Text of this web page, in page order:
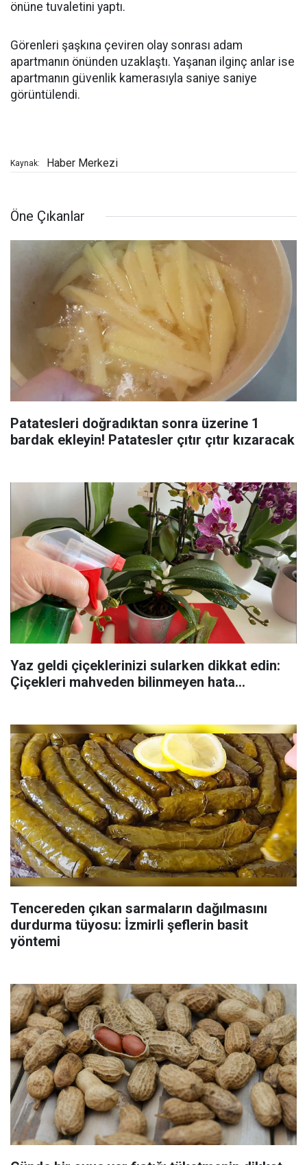
önüne tuvaletini yaptı.
Görenleri şaşkına çeviren olay sonrası adam
apartmanın önünden uzaklaştı. Yaşanan ilginç anlar ise
apartmanın güvenlik kamerasıyla saniye saniye
görüntülendi.
Kaynak: Haber Merkezi
Öne Çıkanlar
Patatesleri doğradıktan sonra üzerine 1
bardak ekleyin! Patatesler çıtır çıtır kızaracak
Yaz geldi çiçeklerinizi sularken dikkat edin:
Çiçekleri mahveden bilinmeyen hata...
Tencereden çıkan sarmaların dağılmasını
durdurma tüyosu: İzmirli şeflerin basit
yöntemi